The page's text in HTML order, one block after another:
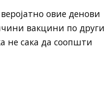
овие денови
вакцини по други
не сака да соопшти